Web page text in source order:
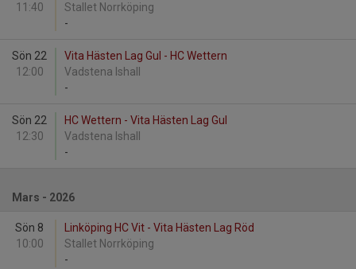
11:40
Stallet Norrköping
-
Sön 22
12:00
Vita Hästen Lag Gul - HC Wettern
Vadstena Ishall
-
Sön 22
12:30
HC Wettern - Vita Hästen Lag Gul
Vadstena Ishall
-
Mars - 2026
Sön 8
10:00
Linköping HC Vit - Vita Hästen Lag Röd
Stallet Norrköping
-